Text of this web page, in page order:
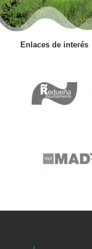
Enlaces de interés